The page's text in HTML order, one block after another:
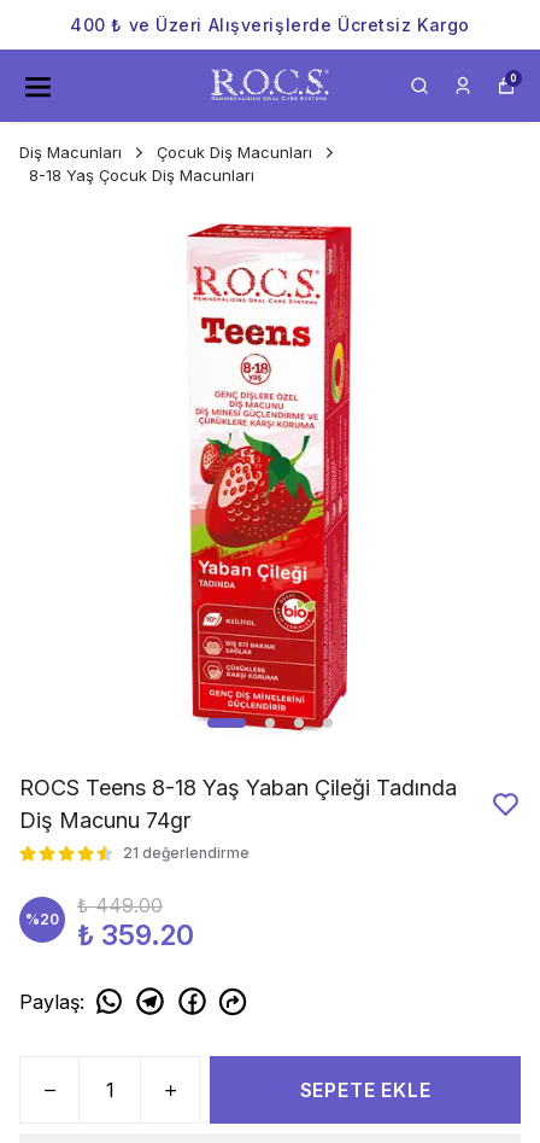
400 ₺ ve Üzeri Alışverişlerde Ücretsiz Kargo
0
Diş Macunları
Çocuk Diş Macunları
8-18 Yaş Çocuk Diş Macunları
ROCS Teens 8-18 Yaş Yaban Çileği Tadında
Diş Macunu 74gr
21 değerlendirme
%20
₺ 449.00
₺ 359.20
Paylaş:
SEPETE EKLE